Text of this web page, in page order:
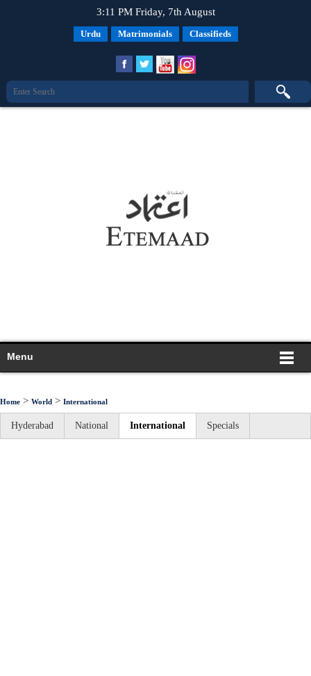
3:11 PM Friday, 7th August
Urdu Matrimonials Classifieds
Menu
Home > World > International
Hyderabad National International Specials